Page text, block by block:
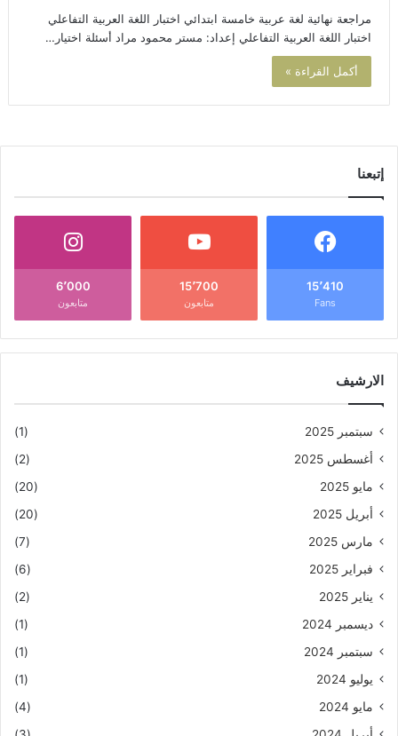
مراجعة نهائية لغة عربية خامسة ابتدائي اختبار اللغة العربية التفاعلي
اختبار اللغة العربية التفاعلي إعداد: مستر محمود مراد أسئلة اختيار…
أكمل القراءة »
إتبعنا
15٬410
Fans
15٬700
متابعون
6٬000
متابعون
الارشيف
سبتمبر 2025
(1)
أغسطس 2025
(2)
مايو 2025
(20)
أبريل 2025
(20)
مارس 2025
(7)
فبراير 2025
(6)
يناير 2025
(2)
ديسمبر 2024
(1)
سبتمبر 2024
(1)
يوليو 2024
(1)
مايو 2024
(4)